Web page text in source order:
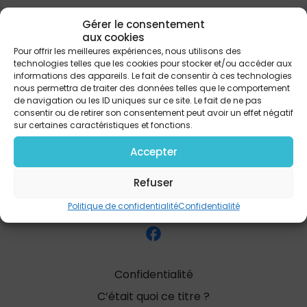
Gérer le consentement
aux cookies
Pour offrir les meilleures expériences, nous utilisons des
technologies telles que les cookies pour stocker et/ou accéder aux
informations des appareils. Le fait de consentir à ces technologies
nous permettra de traiter des données telles que le comportement
de navigation ou les ID uniques sur ce site. Le fait de ne pas
consentir ou de retirer son consentement peut avoir un effet négatif
sur certaines caractéristiques et fonctions.
Accepter
Refuser
Politique de confidentialitéConfidentialité
PARTAGER
Confidentialité
C’était quoi ce titre ?